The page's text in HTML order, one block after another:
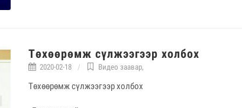
Төхөөрөмж сүлжээгээр холбох
2020-02-18 Видео заавар,
Төхөөрөмж сүлжээгээр холбох